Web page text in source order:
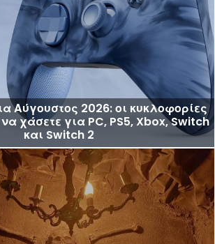
Αύγουστος 2026: οι κυκλοφορίες
χάσετε για PC, PS5, Xbox, Switch
και Switch 2